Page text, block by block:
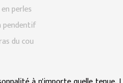
perles
pendentif
du cou